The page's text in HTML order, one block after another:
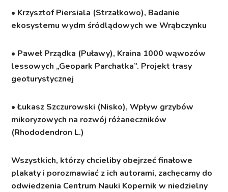
• Krzysztof Piersiala (Strzałkowo), Badanie
ekosystemu wydm śródlądowych we Wrąbczynku
• Paweł Prządka (Puławy), Kraina 1000 wąwozów
lessowych „Geopark Parchatka”. Projekt trasy
geoturystycznej
• Łukasz Szczurowski (Nisko), Wpływ grzybów
mikoryzowych na rozwój różaneczników
(Rhododendron L.)
Wszystkich, którzy chcieliby obejrzeć finałowe
plakaty i porozmawiać z ich autorami, zachęcamy do
odwiedzenia Centrum Nauki Kopernik w niedzielny